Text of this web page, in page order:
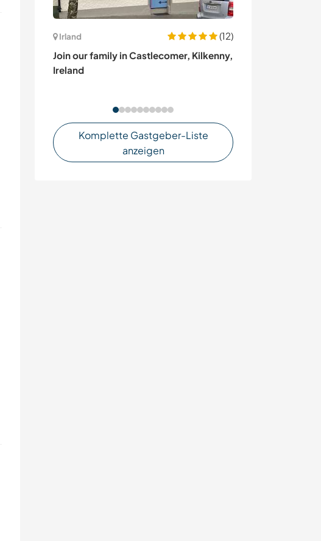
Irland
(12)
Join our family in Castlecomer, Kilkenny,
Ireland
Komplette Gastgeber-Liste
anzeigen